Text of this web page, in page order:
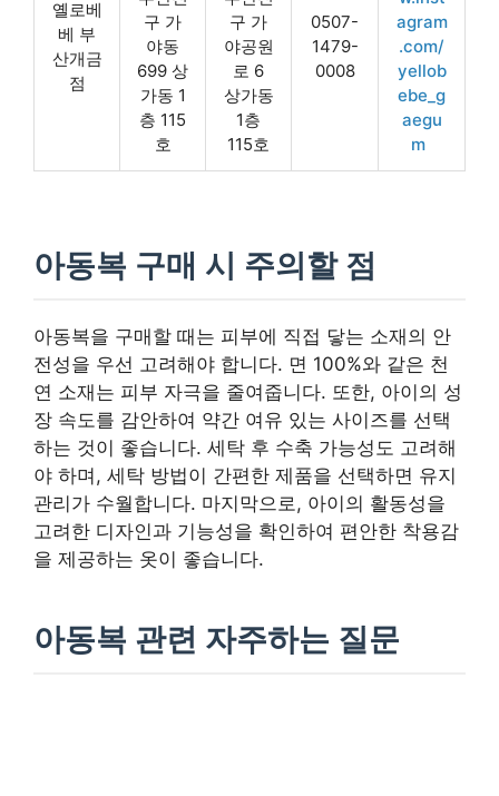
옐로베
베 부
산개금
점
구 가
야동
699 상
가동 1
층 115
호
구 가
야공원
로 6
상가동
1층
115호
0507-
1479-
0008
agram
.com/
yellob
ebe_g
aegu
m
아동복 구매 시 주의할 점
아동복을 구매할 때는 피부에 직접 닿는 소재의 안
전성을 우선 고려해야 합니다. 면 100%와 같은 천
연 소재는 피부 자극을 줄여줍니다. 또한, 아이의 성
장 속도를 감안하여 약간 여유 있는 사이즈를 선택
하는 것이 좋습니다. 세탁 후 수축 가능성도 고려해
야 하며, 세탁 방법이 간편한 제품을 선택하면 유지
관리가 수월합니다. 마지막으로, 아이의 활동성을
고려한 디자인과 기능성을 확인하여 편안한 착용감
을 제공하는 옷이 좋습니다.
아동복 관련 자주하는 질문